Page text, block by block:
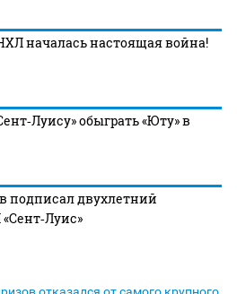
началась настоящая война!
обыграть «Юту» в
подписал двухлетний